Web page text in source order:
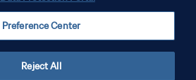
Preference Center
Reject All